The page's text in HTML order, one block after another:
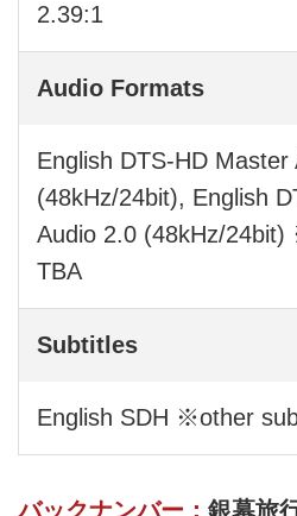
2.39:1
Audio Formats
English DTS-HD Master
(48kHz/24bit), English
Audio 2.0 (48kHz/
TBA
Subtitles
English SDH ※other
バックナンバー： 銀幕旅